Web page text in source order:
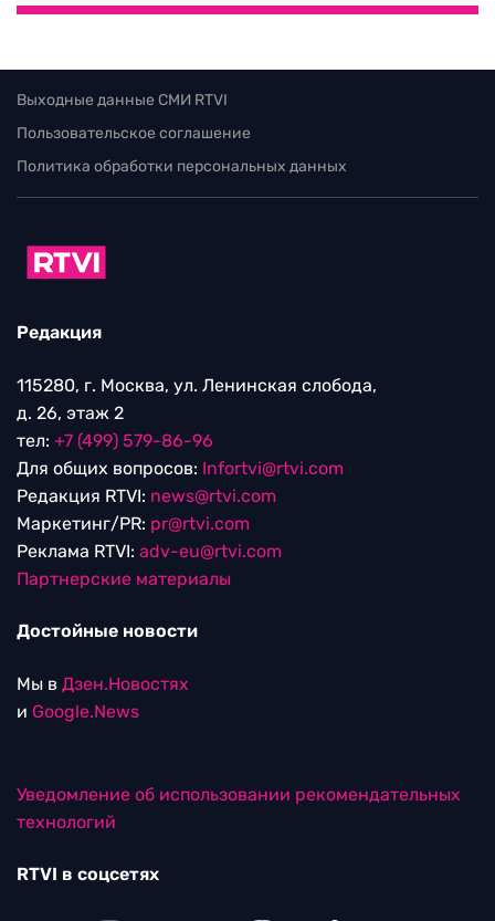
Выходные данные СМИ RTVI
Пользовательское соглашение
Политика обработки персональных данных
Редакция
115280, г. Москва, ул. Ленинская слобода,
д. 26, этаж 2
тел: +7 (499) 579-86-96
Для общих вопросов: Infortvi@rtvi.com
Редакция RTVI: news@rtvi.com
Маркетинг/PR: pr@rtvi.com
Реклама RTVI: adv-eu@rtvi.com
Партнерские материалы
Достойные новости
Мы в Дзен.Новостях
и Google.News
Уведомление об использовании рекомендательных
технологий
RTVI в соцсетях